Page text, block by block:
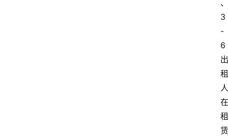
、
3
-
6
出
租
人
在
租
赁